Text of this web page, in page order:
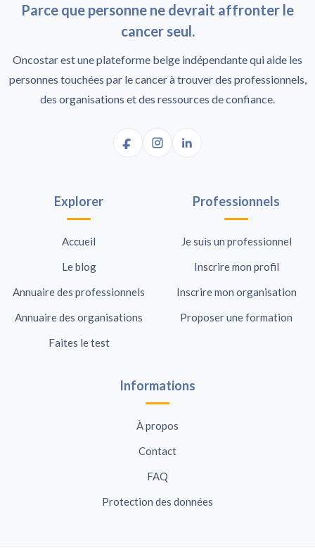
Parce que personne ne devrait affronter le
cancer seul.
Oncostar est une plateforme belge indépendante qui aide les
personnes touchées par le cancer à trouver des professionnels,
des organisations et des ressources de confiance.
Explorer
Accueil
Le blog
Annuaire des professionnels
Annuaire des organisations
Faites le test
Professionnels
Je suis un professionnel
Inscrire mon profil
Inscrire mon organisation
Proposer une formation
Informations
À propos
Contact
FAQ
Protection des données